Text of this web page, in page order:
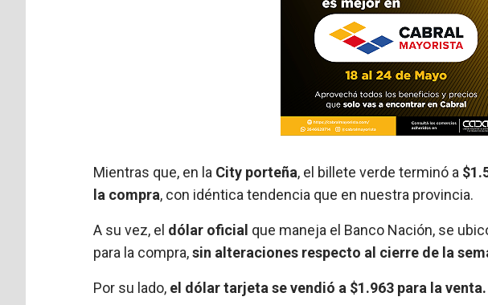
Mientras que, en la City porteña, el billete verde terminó a
la compra, con idéntica tendencia que en nuestra provincia.
A su vez, el dólar oficial que maneja el Banco Nación, se
para la compra,sin alteraciones respecto al cierre de la
Por su lado, el dólar tarjeta se vendió a $1.963 para la venta.